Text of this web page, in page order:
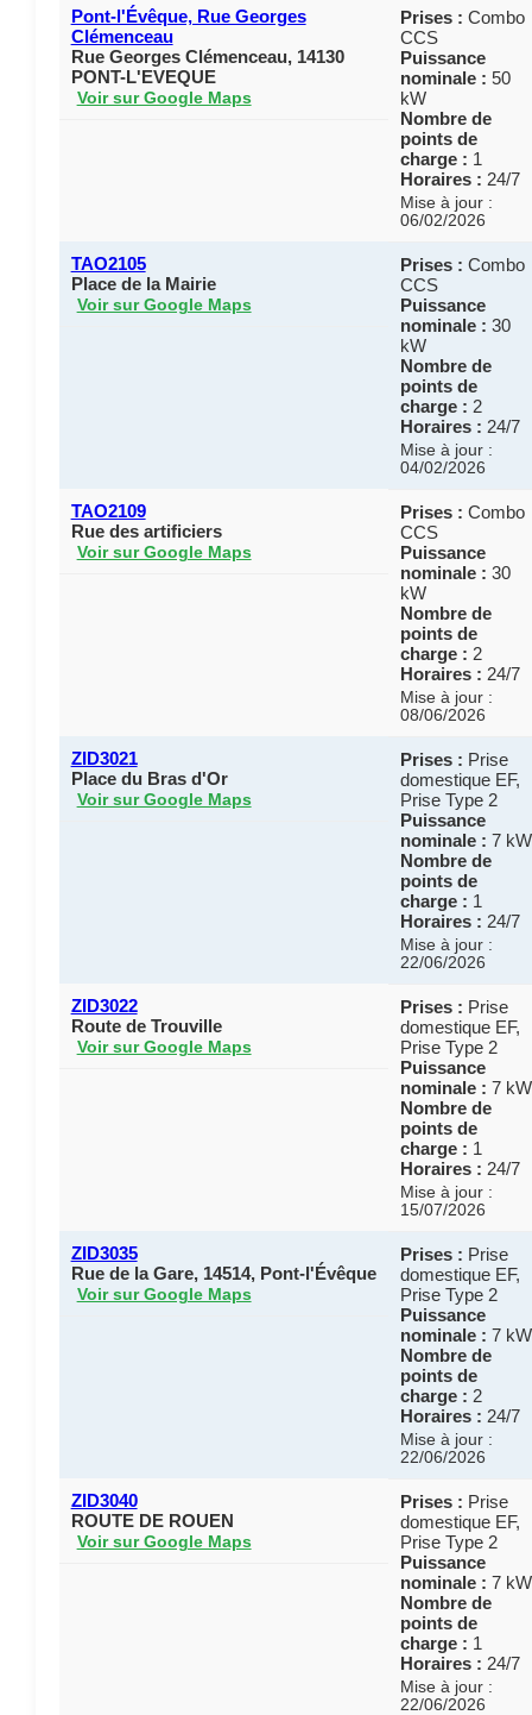
Pont-l'Évêque, Rue Georges
Clémenceau
Rue Georges Clémenceau, 14130
PONT-L'EVEQUE
Voir sur Google Maps
Prises : Combo
CCS
Puissance
nominale : 50
kW
Nombre de
points de
charge : 1
Horaires : 24/7
Mise à jour :
06/02/2026
TAO2105
Place de la Mairie
Voir sur Google Maps
Prises : Combo
CCS
Puissance
nominale : 30
kW
Nombre de
points de
charge : 2
Horaires : 24/7
Mise à jour :
04/02/2026
TAO2109
Rue des artificiers
Voir sur Google Maps
Prises : Combo
CCS
Puissance
nominale : 30
kW
Nombre de
points de
charge : 2
Horaires : 24/7
Mise à jour :
08/06/2026
ZID3021
Place du Bras d'Or
Voir sur Google Maps
Prises : Prise
domestique EF,
Prise Type 2
Puissance
nominale : 7 kW
Nombre de
points de
charge : 1
Horaires : 24/7
Mise à jour :
22/06/2026
ZID3022
Route de Trouville
Voir sur Google Maps
Prises : Prise
domestique EF,
Prise Type 2
Puissance
nominale : 7 kW
Nombre de
points de
charge : 1
Horaires : 24/7
Mise à jour :
15/07/2026
ZID3035
Rue de la Gare, 14514, Pont-l'Évêque
Voir sur Google Maps
Prises : Prise
domestique EF,
Prise Type 2
Puissance
nominale : 7 kW
Nombre de
points de
charge : 2
Horaires : 24/7
Mise à jour :
22/06/2026
ZID3040
ROUTE DE ROUEN
Voir sur Google Maps
Prises : Prise
domestique EF,
Prise Type 2
Puissance
nominale : 7 kW
Nombre de
points de
charge : 1
Horaires : 24/7
Mise à jour :
22/06/2026